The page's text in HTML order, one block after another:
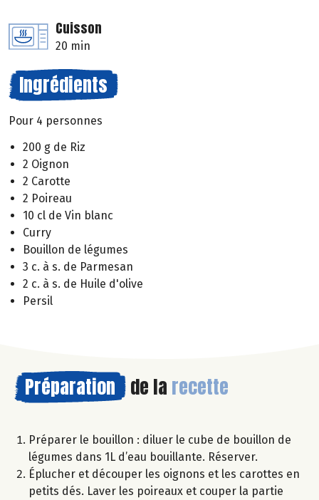
Cuisson
20 min
Ingrédients
Pour 4 personnes
200 g de Riz
2 Oignon
2 Carotte
2 Poireau
10 cl de Vin blanc
Curry
Bouillon de légumes
3 c. à s. de Parmesan
2 c. à s. de Huile d'olive
Persil
Préparation de la recette
Préparer le bouillon : diluer le cube de bouillon de
légumes dans 1L d’eau bouillante. Réserver.
Éplucher et découper les oignons et les carottes en
petits dés. Laver les poireaux et couper la partie